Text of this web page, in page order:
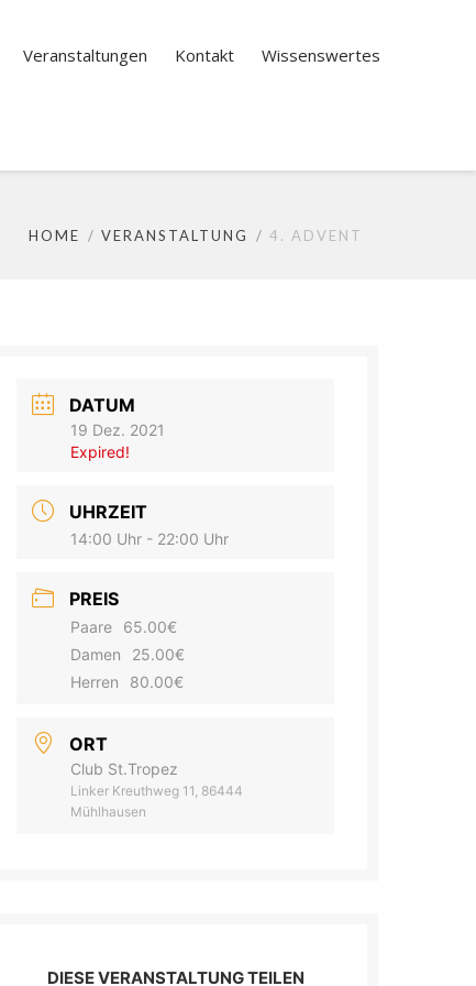
Veranstaltungen Kontakt Wissenswertes
HOME VERANSTALTUNG 4. ADVENT
DATUM
19 Dez. 2021
Expired!
UHRZEIT
14:00 Uhr - 22:00 Uhr
PREIS
Paare
65.00€
Damen
25.00€
Herren
80.00€
ORT
Club St.Tropez
Linker Kreuthweg 11, 86444
Mühlhausen
DIESE VERANSTALTUNG TEILEN